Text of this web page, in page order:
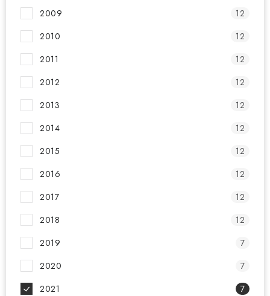
2009
12
2010
12
2011
12
2012
12
2013
12
2014
12
2015
12
2016
12
2017
12
2018
12
2019
7
2020
7
2021
7